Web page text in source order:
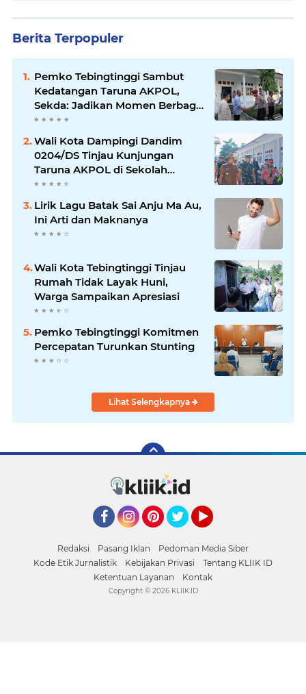
Berita Terpopuler
Pemko Tebingtinggi Sambut
Kedatangan Taruna AKPOL,
Sekda: Jadikan Momen Berbagi
Ilmu
Wali Kota Dampingi Dandim
0204/DS Tinjau Kunjungan
Taruna AKPOL di Sekolah
Rakyat Tebingtinggi
Lirik Lagu Batak Sai Anju Ma Au,
Ini Arti dan Maknanya
Wali Kota Tebingtinggi Tinjau
Rumah Tidak Layak Huni,
Warga Sampaikan Apresiasi
Pemko Tebingtinggi Komitmen
Percepatan Turunkan Stunting
Lihat Selengkapnya
Redaksi Pasang Iklan
Pedoman Media Siber
Kode Etik Jurnalistik
Kebijakan Privasi
Tentang KLIIK ID
Ketentuan Layanan
Kontak
Copyright © 2026 KLIIK.ID